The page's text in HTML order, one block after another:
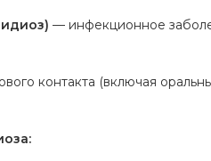
— инфекционное
контакта (включая